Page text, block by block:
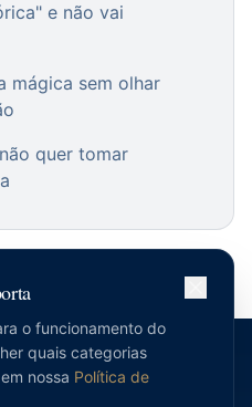
e não vai
mágica sem olhar
quer tomar
o funcionamento do
quais categorias
nossa Política de